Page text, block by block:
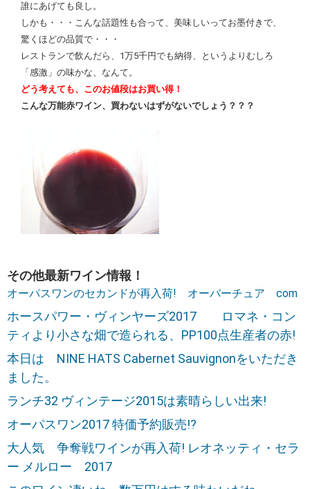
誰にあげても良し。
しかも・・・こんな話題性も合って、美味しいってお墨付きで、
驚くほどの品質で・・・
レストランで飲んだら、1万5千円でも納得、というよりむしろ
「感激」の味かな、なんて。
どう考えても、このお値段はお買い得！
こんな万能赤ワイン、買わないはずがないでしょう？？？
その他最新ワイン情報！
オーパスワンのセカンドが再入荷! オーバーチュア com
ホースパワー・ヴィンヤーズ2017 ロマネ・コン
ティより小さな畑で造られる、PP100点生産者の赤!
本日は NINE HATS Cabernet Sauvignonをいただき
ました。
ランチ32 ヴィンテージ2015は素晴らしい出来!
オーパスワン2017 特価予約販売!?
大人気 争奪戦ワインが再入荷! レオネッティ・セラ
ー メルロー 2017